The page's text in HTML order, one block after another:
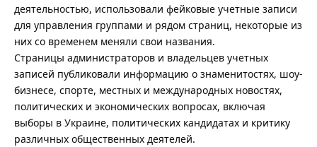
деятельностью, использовали фейковые учетные записи
для управления группами и рядом страниц, некоторые из
них со временем меняли свои названия.
Страницы администраторов и владельцев учетных
записей публиковали информацию о знаменитостях, шоу-
бизнесе, спорте, местных и международных новостях,
политических и экономических вопросах, включая
выборы в Украине, политических кандидатах и критику
различных общественных деятелей.